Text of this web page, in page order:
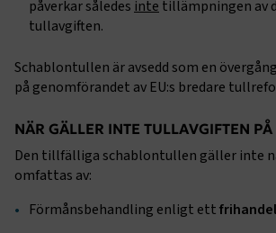
påverkar således inte tillämpningen av
tullavgiften.
Schablontullen är avsedd som en
på genomförandet av EU:s bredare
NÄR GÄLLER INTE TULLAVGIFTEN
Den tillfälliga schablontullen gäller inte
omfattas av:
Förmånsbehandling enligt ett